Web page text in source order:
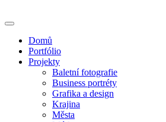
to
Domů
Portfólio
Projekty
Baletní fotografie
Business portréty
Grafika a design
Krajina
Města